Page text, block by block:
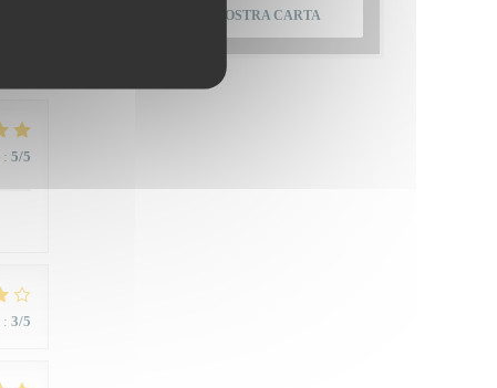
: 5/5
: 3/5
SCOPRI LA NOSTRA CARTA